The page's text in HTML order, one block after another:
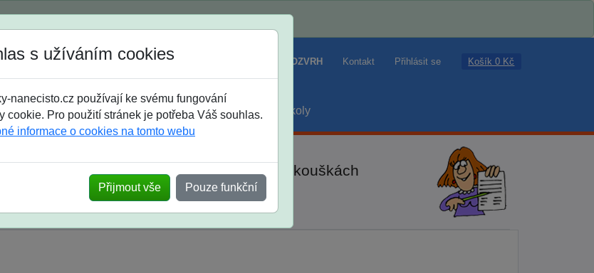
Jak si vybrat ROZVRH Kontakt Přihlásit se Košík 0 Kč
9. třída střední maturanti soutěže prázdniny školy
Vaše ohlasy po skutečných přijímacích zkouškách
s užíváním cookies
nanecisto.cz používají ke svému fungování
cookie. Pro použití stránek je potřeba Váš souhlas.
informace o cookies na tomto webu
Přijmout vše Pouze funkční